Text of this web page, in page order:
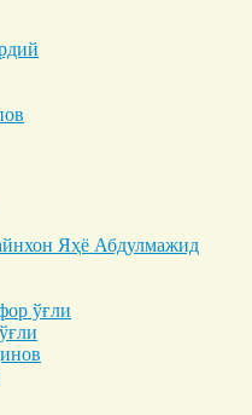
Яҳё Абдулмажид
ўғли